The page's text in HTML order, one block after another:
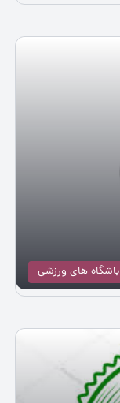
باشگاه های ورزشی